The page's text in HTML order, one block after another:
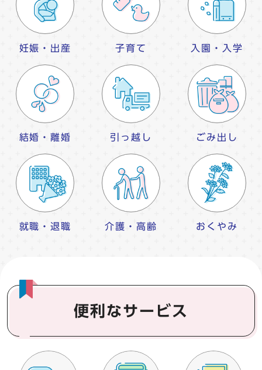
妊娠・出産 子育て 入園・入学
結婚・離婚 引っ越し ごみ出し
就職・退職 介護・高齢 おくやみ
便利なサービス